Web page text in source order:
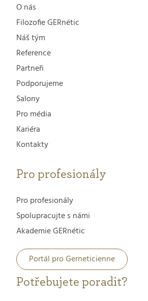
O nás
Filozofie GERnétic
Náš tým
Reference
Partneři
Podporujeme
Salony
Pro média
Kariéra
Kontakty
Pro profesionály
Pro profesionály
Spolupracujte s námi
Akademie GERnétic
Portál pro Gerneticienne
Potřebujete poradit?